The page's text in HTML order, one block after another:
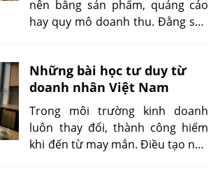
nên bằng sản phẩm, quảng cáo
hay quy mô doanh thu. Đằng sau
được người sáng lập và đội ngũ
lãnh đạo duy trì qua từng quyết
định: giữ lời hứa với khách hàng,
bảo vệ chất lượng, tôn trọng
người lao động, gìn giữ bản sắc và
chịu trách nhiệm với cộng đồng.
Những bài học tư duy từ
doanh nhân Việt Nam
Trong môi trường kinh doanh
luôn thay đổi, thành công hiếm
khi đến từ may mắn. Điều tạo nên